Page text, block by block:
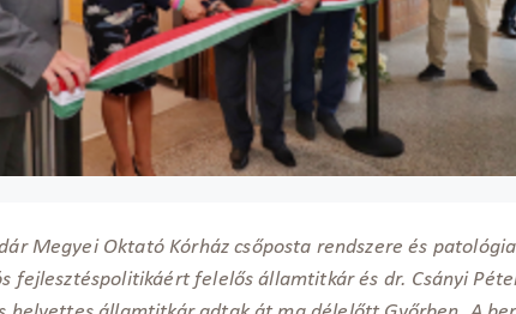
Megyei Oktató Kórház csőposta rendszere és
fejlesztéspolitikáért felelős államtitkár és dr. Csányi